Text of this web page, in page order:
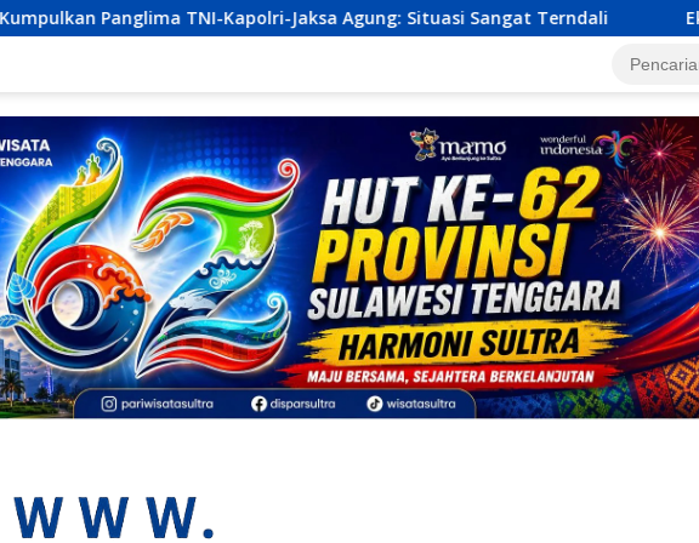
Jaksa Agung: Situasi Sangat Terndali Ekonomi Sultra Tumbuh 6,23